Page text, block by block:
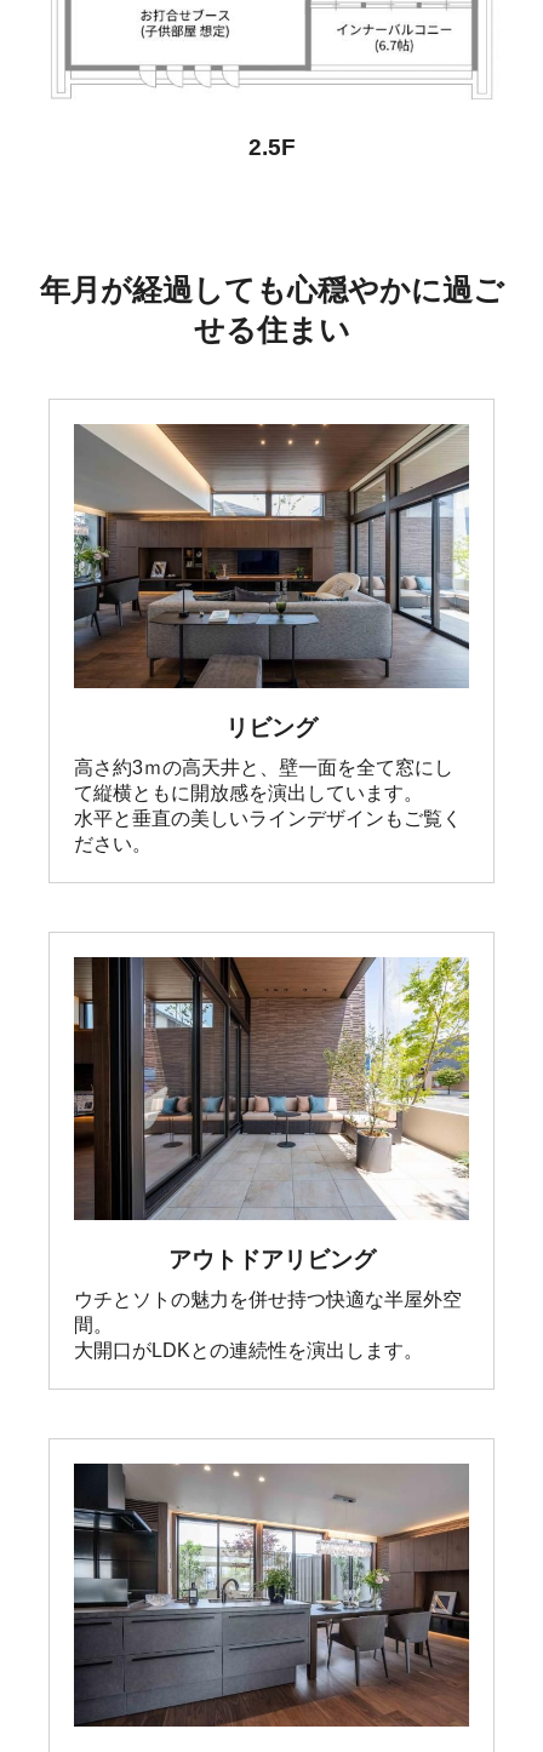
2.5F
年月が経過しても心穏やかに過ご
せる住まい
リビング
高さ約3ｍの高天井と、壁一面を全て窓にし
て縦横ともに開放感を演出しています。
水平と垂直の美しいラインデザインもご覧く
ださい。
アウトドアリビング
ウチとソトの魅力を併せ持つ快適な半屋外空
間。
大開口がLDKとの連続性を演出します。